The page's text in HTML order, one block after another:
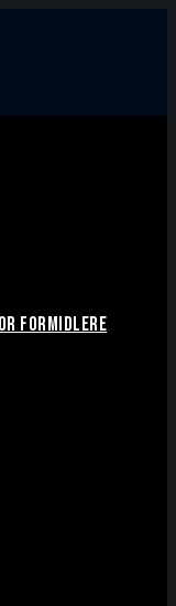
FORMIDLERE